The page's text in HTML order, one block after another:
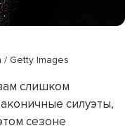
/ Getty Images
слишком
силуэты,
сезоне